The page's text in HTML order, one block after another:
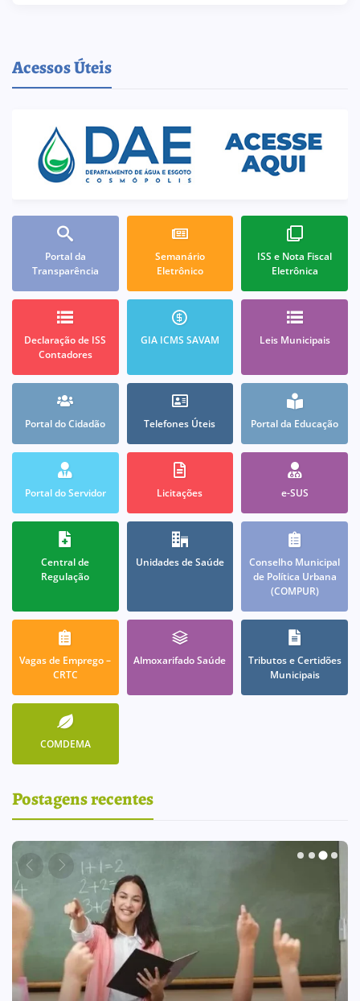
Acessos Úteis
Portal da
Transparência
Semanário
Eletrônico
ISS e Nota Fiscal
Eletrônica
Declaração de ISS
Contadores
GIA ICMS SAVAM Leis Municipais
Portal do Cidadão Telefones Úteis Portal da Educação
Portal do Servidor Licitações e-SUS
Central de
Regulação
Unidades de Saúde
Conselho Municipal
de Política Urbana
(COMPUR)
Vagas de Emprego –
CRTC
Almoxarifado Saúde
Tributos e Certidões
Municipais
COMDEMA
Postagens recentes